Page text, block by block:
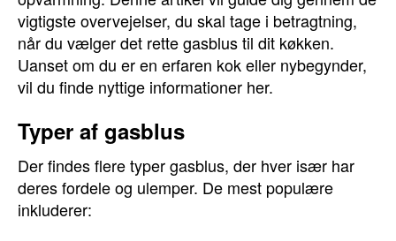
vigtigste overvejelser, du skal tage i betragtning,
når du vælger det rette gasblus til dit køkken.
Uanset om du er en erfaren kok eller nybegynder,
vil du finde nyttige informationer her.
Typer af gasblus
Der findes flere typer gasblus, der hver især har
deres fordele og ulemper. De mest populære
inkluderer: